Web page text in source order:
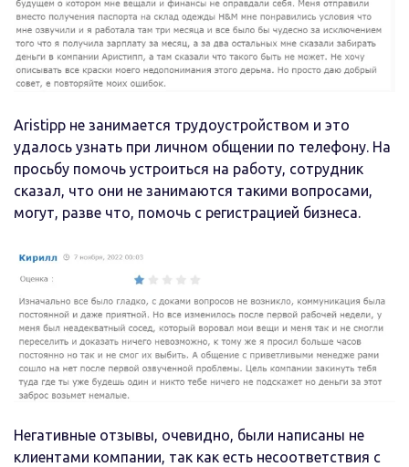
Aristipp не занимается трудоустройством и это
удалось узнать при личном общении по телефону. На
просьбу помочь устроиться на работу, сотрудник
сказал, что они не занимаются такими вопросами,
могут, разве что, помочь с регистрацией бизнеса.
Негативные отзывы, очевидно, были написаны не
клиентами компании, так как есть несоответствия с